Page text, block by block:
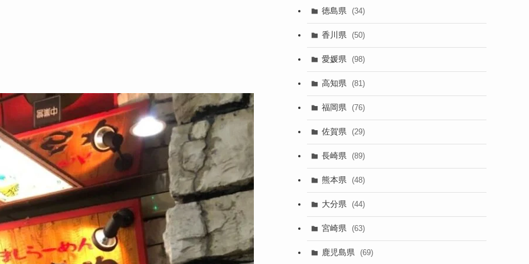
徳島県 (34)
香川県 (50)
愛媛県 (98)
高知県 (81)
福岡県 (76)
佐賀県 (29)
長崎県 (89)
熊本県 (48)
大分県 (44)
宮崎県 (63)
鹿児島県 (69)